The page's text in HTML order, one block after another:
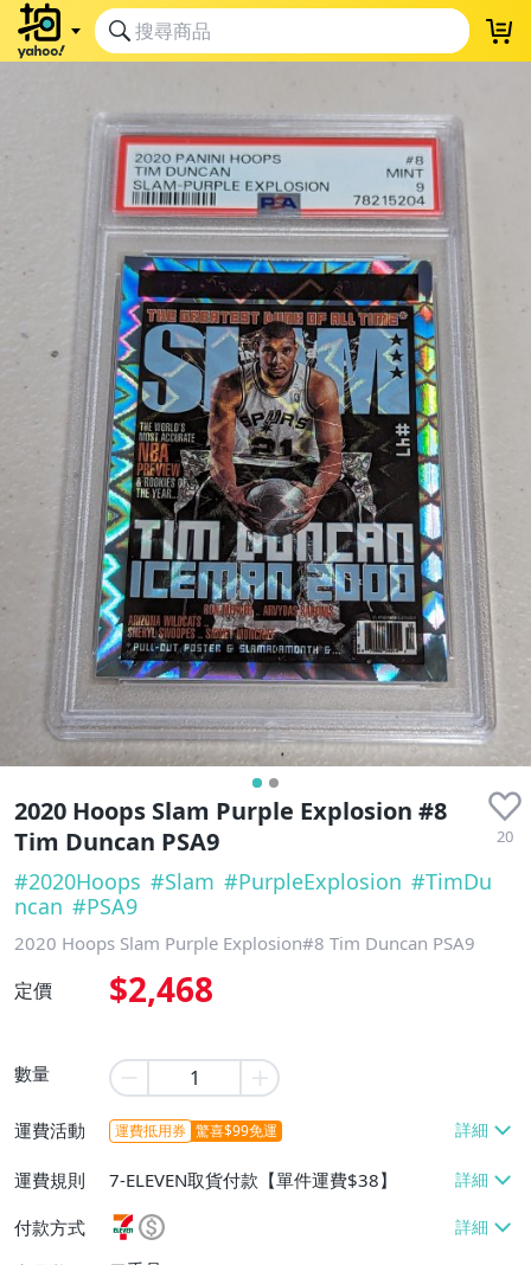
2020 Hoops Slam Purple Explosion #8
Tim Duncan PSA9
20
#2020Hoops #Slam #PurpleExplosion #TimDu
ncan #PSA9
2020 Hoops Slam Purple Explosion#8 Tim Duncan PSA9
定價 $2,468
數量
運費活動 運費抵用券 驚喜$99免運
運費規則
7-ELEVEN取貨付款【單件運費$38】
付款方式